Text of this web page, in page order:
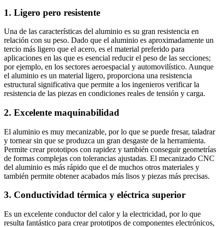
1. Ligero pero resistente
Una de las características del aluminio es su gran resistencia en
relación con su peso. Dado que el aluminio es aproximadamente un
tercio más ligero que el acero, es el material preferido para
aplicaciones en las que es esencial reducir el peso de las secciones;
por ejemplo, en los sectores aeroespacial y automovilístico. Aunque
el aluminio es un material ligero, proporciona una resistencia
estructural significativa que permite a los ingenieros verificar la
resistencia de las piezas en condiciones reales de tensión y carga.
2. Excelente maquinabilidad
El aluminio es muy mecanizable, por lo que se puede fresar, taladrar
y tornear sin que se produzca un gran desgaste de la herramienta.
Permite crear prototipos con rapidez y también conseguir geometrías
de formas complejas con tolerancias ajustadas. El mecanizado CNC
del aluminio es más rápido que el de muchos otros materiales y
también permite obtener acabados más lisos y piezas más precisas.
3. Conductividad térmica y eléctrica superior
Es un excelente conductor del calor y la electricidad, por lo que
resulta fantástico para crear prototipos de componentes electrónicos,